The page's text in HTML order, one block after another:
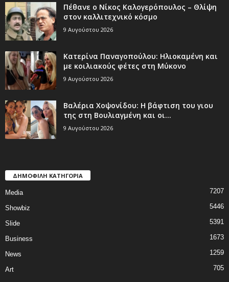
Πέθανε ο Νίκος Καλογερόπουλος – Θλίψη
στον καλλιτεχνικό κόσμο
9 Αυγούστου 2026
Κατερίνα Παναγοπούλου: Ηλιοκαμένη και
με κοιλιακούς φέτες στη Μύκονο
9 Αυγούστου 2026
Βαλέρια Χοψονίδου: Η βάφτιση του γιου
της στη Βουλιαγμένη και οι...
9 Αυγούστου 2026
ΔΗΜΟΦΙΛΗ ΚΑΤΗΓΟΡΙΑ
Media 7207
Showbiz 5446
Slide 5391
Business 1673
News 1259
Art 705